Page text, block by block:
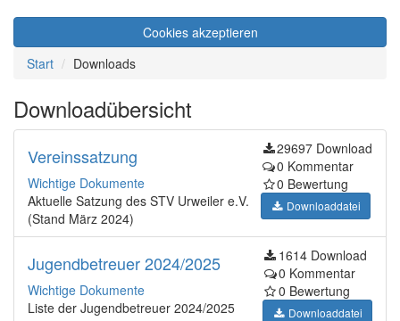
Cookies akzeptieren
Start
Downloads
Downloadübersicht
29697 Download
0 Kommentar
0 Bewertung
Downloaddatei
Vereinssatzung
Wichtige Dokumente
Aktuelle Satzung des STV Urweiler e.V.
(Stand März 2024)
1614 Download
0 Kommentar
0 Bewertung
Downloaddatei
Jugendbetreuer 2024/2025
Wichtige Dokumente
Liste der Jugendbetreuer 2024/2025